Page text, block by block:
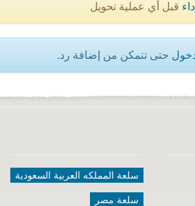
قبل أي عملية تحويل
حتى تتمكن من إضافة رد.
سلعة المملكه العربية السعودية
سلعة مصر